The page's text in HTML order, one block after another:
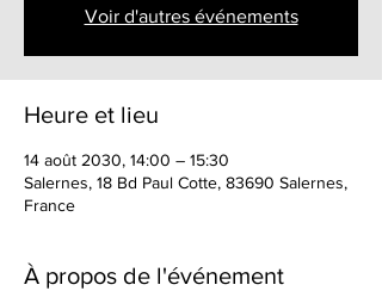
Voir d'autres événements
Heure et lieu
14 août 2030, 14:00 – 15:30
Salernes, 18 Bd Paul Cotte, 83690 Salernes,
France
À propos de l'événement